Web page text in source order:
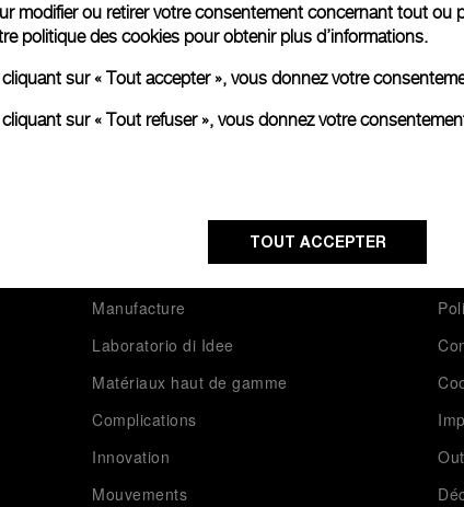
Le Monde De Panerai
Manufacture
Laboratorio di Idee
Matériaux haut de gamme
Complications
Innovation
Mouvements
modifier ou retirer votre consentement concernant tout ou
politique des cookies pour obtenir plus d’informations.
cliquant sur « Tout accepter », vous donnez votre
cliquant sur « Tout refuser », vous donnez votre
TOUT ACCEPTER